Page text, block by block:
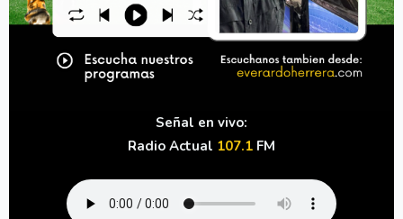
Señal en vivo:
Radio Actual 107.1 FM